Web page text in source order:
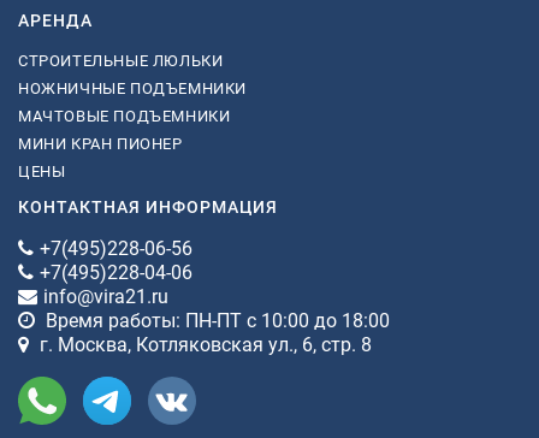
АРЕНДА
СТРОИТЕЛЬНЫЕ ЛЮЛЬКИ
НОЖНИЧНЫЕ ПОДЪЕМНИКИ
МАЧТОВЫЕ ПОДЪЕМНИКИ
МИНИ КРАН ПИОНЕР
ЦЕНЫ
КОНТАКТНАЯ ИНФОРМАЦИЯ
+7(495)228-06-56
+7(495)228-04-06
info@vira21.ru
Время работы: ПН-ПТ с 10:00 до 18:00
г. Москва, Котляковская ул., 6, стр. 8